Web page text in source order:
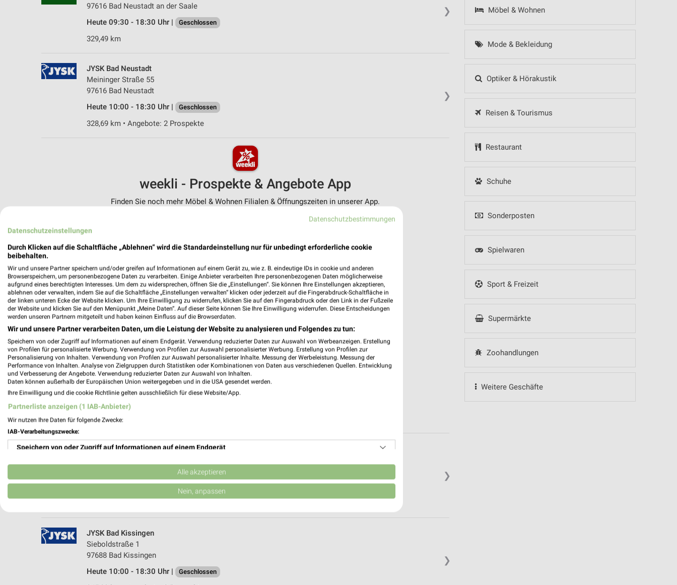
Möbel & Wohnen
Mode & Bekleidung
Optiker & Hörakustik
Reisen & Tourismus
Restaurant
Schuhe
Sonderposten
Spielwaren
Sport & Freizeit
Supermärkte
Zoohandlungen
Weitere Geschäfte
❯
97616 Bad Neustadt an der Saale
Heute 09:30 - 18:30 Uhr |
Geschlossen
329,49 km
❯
JYSK Bad Neustadt
Meininger Straße 55
97616 Bad Neustadt
Heute 10:00 - 18:30 Uhr |
Geschlossen
328,69 km • Angebote: 2 Prospekte
weekli - Prospekte & Angebote App
Finden Sie noch mehr Möbel & Wohnen Filialen & Öffnungszeiten in unserer App.
✔Push-Benachrichtigungen bei neuen Prospekten
Einkaufsliste - Einkauf stressfrei planen
Nutze weekli auch mobil – App jetzt laden oder QR-Code scannen.
❯
Opti Wohnwelt Niederlauer
Heute 09:30 - 19:00 Uhr | Geschlossen
❯
JYSK Bad Kissingen
Sieboldstraße 1
97688 Bad Kissingen
Heute 10:00 - 18:30 Uhr |
Geschlossen
Datenschutzbestimmungen
Datenschutzeinstellungen
Durch Klicken auf die Schaltfläche „Ablehnen“ wird die Standardeinstellung nur für unbedingt erforderliche cookie
beibehalten.
Wir und unsere Partner speichern und/oder greifen auf Informationen auf einem Gerät zu, wie z. B. eindeutige IDs in cookie und anderen
Browserspeichern, um personenbezogene Daten zu verarbeiten. Einige Anbieter verarbeiten Ihre personenbezogenen Daten möglicherweise
aufgrund eines berechtigten Interesses. Um dem zu widersprechen, öffnen Sie die „Einstellungen“. Sie können Ihre Einstellungen akzeptieren,
ablehnen oder verwalten, indem Sie auf die Schaltfläche „Einstellungen verwalten“ klicken oder jederzeit auf die Fingerabdruck-Schaltfläche in
der linken unteren Ecke der Website klicken. Um Ihre Einwilligung zu widerrufen, klicken Sie auf den Fingerabdruck oder den Link in der Fußzeile
der Website und klicken Sie auf den Menüpunkt „Meine Daten“. Auf dieser Seite können Sie Ihre Einwilligung widerrufen. Diese Entscheidungen
werden unseren Partnern mitgeteilt und haben keinen Einfluss auf die Browserdaten.
Wir und unsere Partner verarbeiten Daten, um die Leistung der Website zu analysieren und Folgendes zu tun:
Speichern von oder Zugriff auf Informationen auf einem Endgerät. Verwendung reduzierter Daten zur Auswahl von Werbeanzeigen. Erstellung
von Profilen für personalisierte Werbung. Verwendung von Profilen zur Auswahl personalisierter Werbung. Erstellung von Profilen zur
Personalisierung von Inhalten. Verwendung von Profilen zur Auswahl personalisierter Inhalte. Messung der Werbeleistung. Messung der
Performance von Inhalten. Analyse von Zielgruppen durch Statistiken oder Kombinationen von Daten aus verschiedenen Quellen. Entwicklung
und Verbesserung der Angebote. Verwendung reduzierter Daten zur Auswahl von Inhalten.
Daten können außerhalb der Europäischen Union weitergegeben und in die USA gesendet werden.
Ihre Einwilligung und die cookie Richtlinie gelten ausschließlich für diese Website/App.
Partnerliste anzeigen (1 IAB-Anbieter)
Wir nutzen Ihre Daten für folgende Zwecke:
IAB-Verarbeitungszwecke:
Speichern von oder Zugriff auf Informationen auf einem Endgerät
Verwendung reduzierter Daten zur Auswahl von Werbeanzeigen
Erstellung von Profilen für personalisierte Werbung
Erstellung von Profilen zur Personalisierung von Inhalten
Verwendung von Profilen zur Auswahl personalisierter Inhalte
Messung der Werbeleistung
Alle akzeptieren
Nein, anpassen